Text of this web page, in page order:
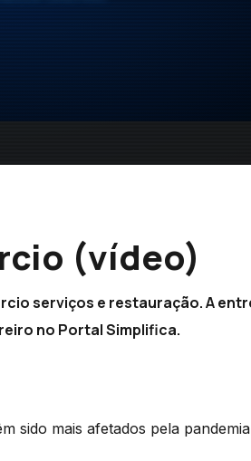
(vídeo)
serviços e restauração. A
no Portal Simplifica.
sido mais afetados pela